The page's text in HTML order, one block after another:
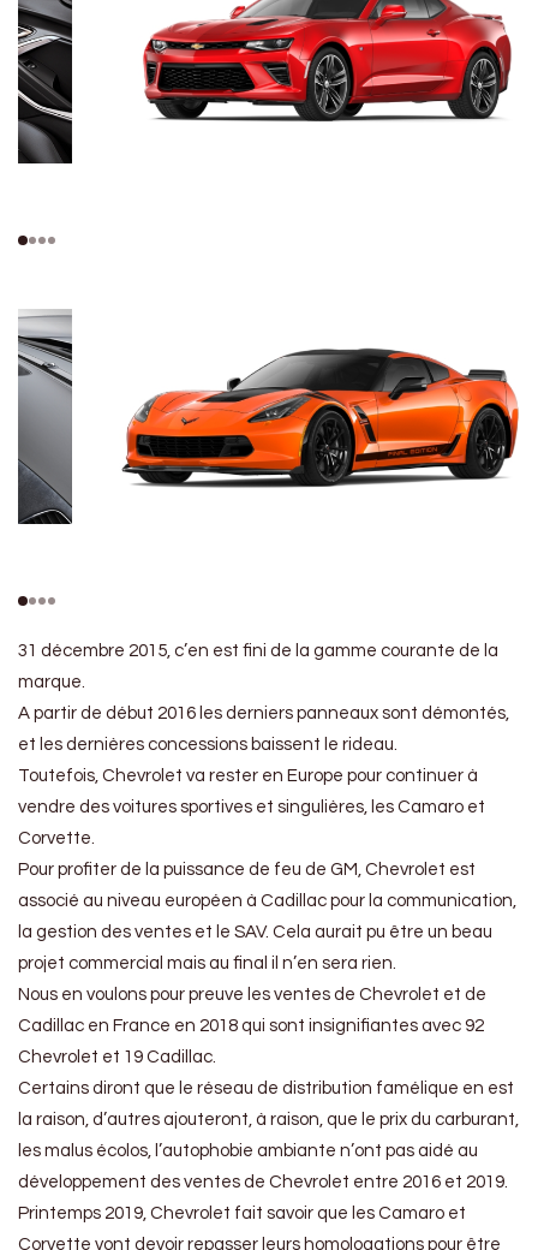
31 décembre 2015, c’en est fini de la gamme courante de la
marque.
A partir de début 2016 les derniers panneaux sont démontés,
et les dernières concessions baissent le rideau.
Toutefois, Chevrolet va rester en Europe pour continuer à
vendre des voitures sportives et singulières, les Camaro et
Corvette.
Pour profiter de la puissance de feu de GM, Chevrolet est
associé au niveau européen à Cadillac pour la communication,
la gestion des ventes et le SAV. Cela aurait pu être un beau
projet commercial mais au final il n’en sera rien.
Nous en voulons pour preuve les ventes de Chevrolet et de
Cadillac en France en 2018 qui sont insignifiantes avec 92
Chevrolet et 19 Cadillac.
Certains diront que le réseau de distribution famélique en est
la raison, d’autres ajouteront, à raison, que le prix du carburant,
les malus écolos, l’autophobie ambiante n’ont pas aidé au
développement des ventes de Chevrolet entre 2016 et 2019.
Printemps 2019, Chevrolet fait savoir que les Camaro et
Corvette vont devoir repasser leurs homologations pour être